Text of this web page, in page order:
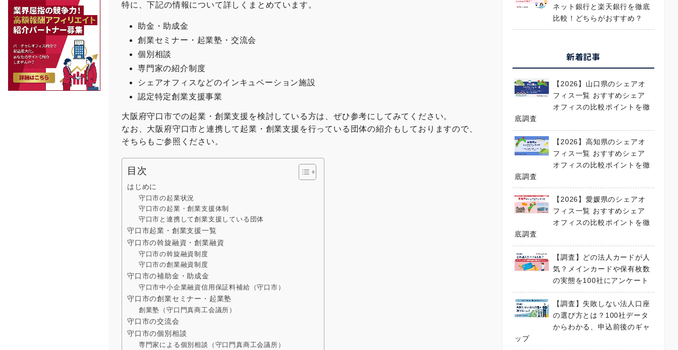
特に、下記の情報について詳しくまとめています。
助金・助成金
創業セミナー・起業塾・交流会
個別相談
専門家の紹介制度
シェアオフィスなどのインキュベーション施設
認定特定創業支援事業
大阪府守口市での起業・創業支援を検討している方は、ぜひ参考にしてみてください。
なお、大阪府守口市と連携して起業・創業支援を行っている団体の紹介もしておりますので、
そちらもご参照ください。
目次
はじめに
守口市の起業状況
守口市の起業・創業支援体制
守口市と連携して創業支援している団体
守口市起業・創業支援一覧
守口市の斡旋融資・創業融資
守口市の斡旋融資制度
守口市の創業融資制度
守口市の補助金・助成金
守口市中小企業融資信用保証料補給（守口市）
守口市の創業セミナー・起業塾
創業塾（守口門真商工会議所）
守口市の交流会
守口市の個別相談
専門家による個別相談（守口門真商工会議所）
ネット銀行と楽天銀行を徹底
比較！どちらがおすすめ？
新着記事
【2026】山口県のシェアオ
フィス一覧 おすすめシェア
オフィスの比較ポイントを徹
底調査
【2026】高知県のシェアオ
フィス一覧 おすすめシェア
オフィスの比較ポイントを徹
底調査
【2026】愛媛県のシェアオ
フィス一覧 おすすめシェア
オフィスの比較ポイントを徹
底調査
【調査】どの法人カードが人
気？メインカードや保有枚数
の実態を100社にアンケート
【調査】失敗しない法人口座
の選び方とは？100社データ
からわかる、申込前後のギャ
ップ